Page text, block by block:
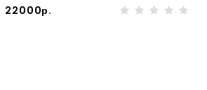
22000р.